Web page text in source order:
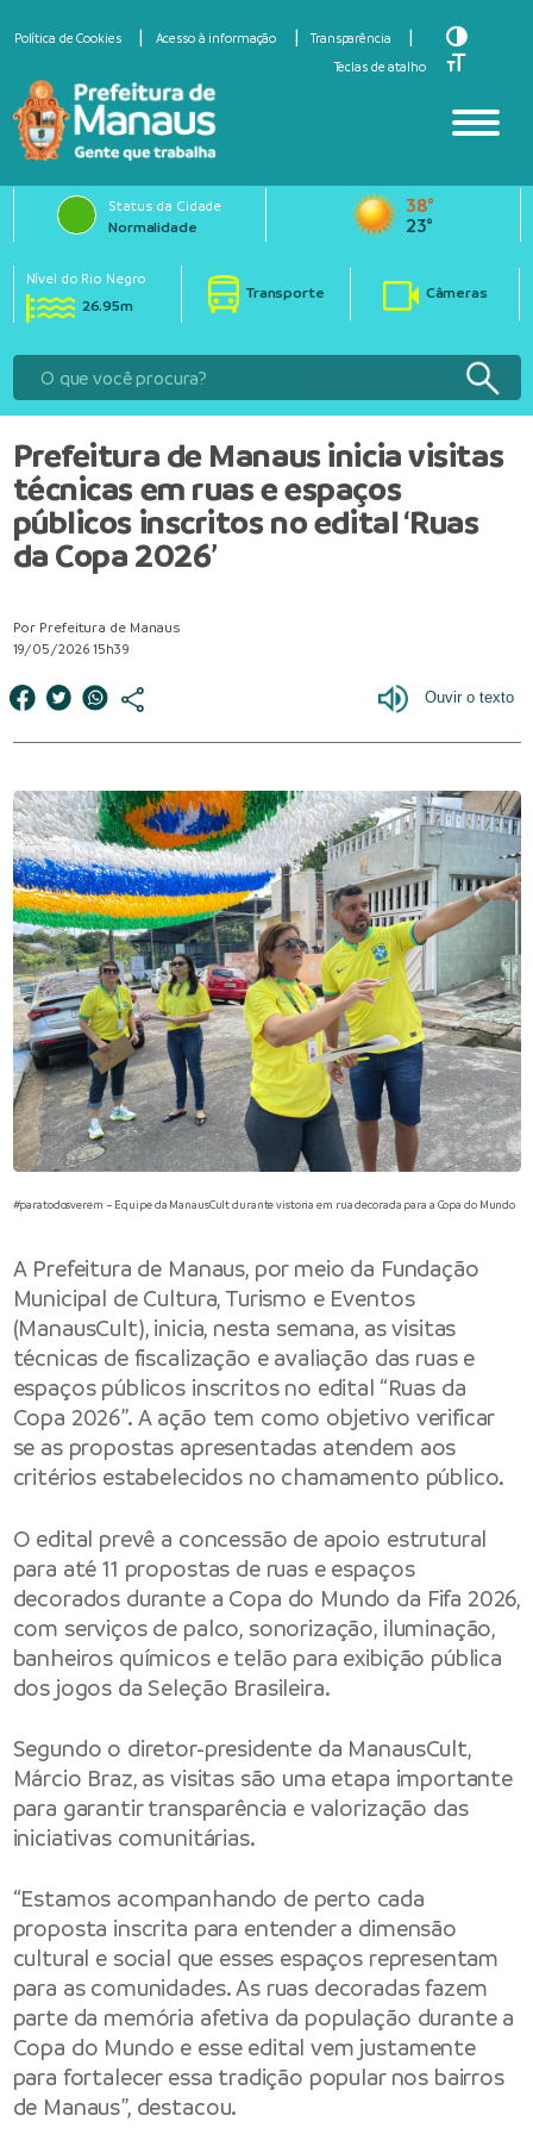
Política de Cookies Acesso à informação
Transparência
Teclas de atalho
Toggle
Toggle
Status da Cidade
Normalidade
38°
23°
Nível do Rio Negro
26.95m
Transporte Câmeras
Prefeitura de Manaus inicia visitas
técnicas em ruas e espaços
públicos inscritos no edital ‘Ruas
da Copa 2026’
Por Prefeitura de Manaus
19/05/2026 15h39
#paratodosverem – Equipe da ManausCult durante vistoria em rua decorada para a Copa do Mundo
A Prefeitura de Manaus, por meio da Fundação
Municipal de Cultura, Turismo e Eventos
(ManausCult), inicia, nesta semana, as visitas
técnicas de fiscalização e avaliação das ruas e
espaços públicos inscritos no edital “Ruas da
Copa 2026”. A ação tem como objetivo verificar
se as propostas apresentadas atendem aos
critérios estabelecidos no chamamento público.
O edital prevê a concessão de apoio estrutural
para até 11 propostas de ruas e espaços
decorados durante a Copa do Mundo da Fifa 2026,
com serviços de palco, sonorização, iluminação,
banheiros químicos e telão para exibição pública
dos jogos da Seleção Brasileira.
Segundo o diretor-presidente da ManausCult,
Márcio Braz, as visitas são uma etapa importante
para garantir transparência e valorização das
iniciativas comunitárias.
“Estamos acompanhando de perto cada
proposta inscrita para entender a dimensão
cultural e social que esses espaços representam
para as comunidades. As ruas decoradas fazem
parte da memória afetiva da população durante a
Copa do Mundo e esse edital vem justamente
para fortalecer essa tradição popular nos bairros
de Manaus”, destacou.